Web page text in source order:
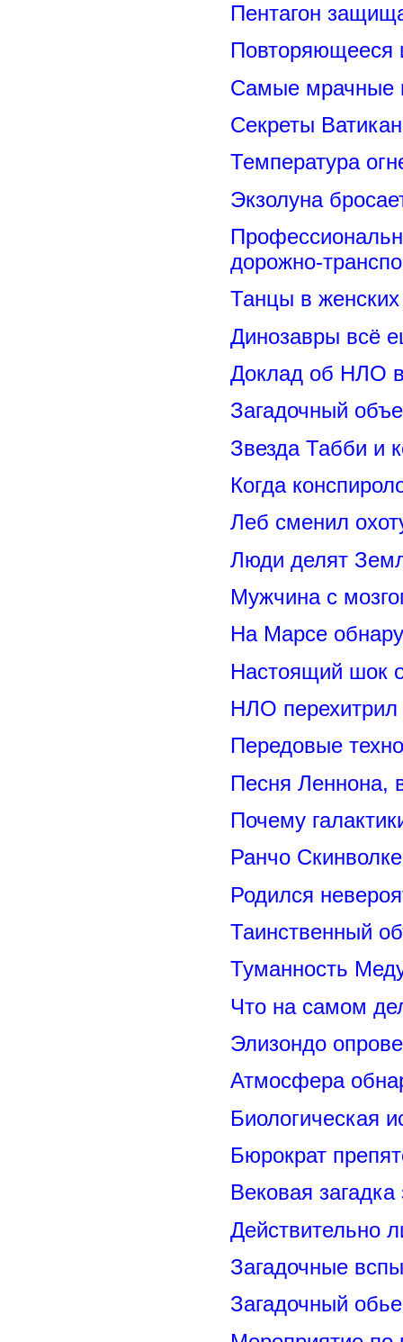
Пентагон
Повторяющееся
Самые мрачные
Секреты
Температура
Экзолуна
дорожно-
Танцы в женских
Динозавры всё
Доклад об НЛО
Загадочный
Звезда Табби и
Когда
Леб сменил
Люди делят
Мужчина с
На Марсе
Настоящий шок
НЛО перехитрил
Передовые
Песня Леннона,
Почему
Ранчо
Родился
Таинственный
Туманность
Что на самом
Элизондо
Атмосфера
Биологическая
Бюрократ
Вековая
Действительно
Загадочные
Загадочный